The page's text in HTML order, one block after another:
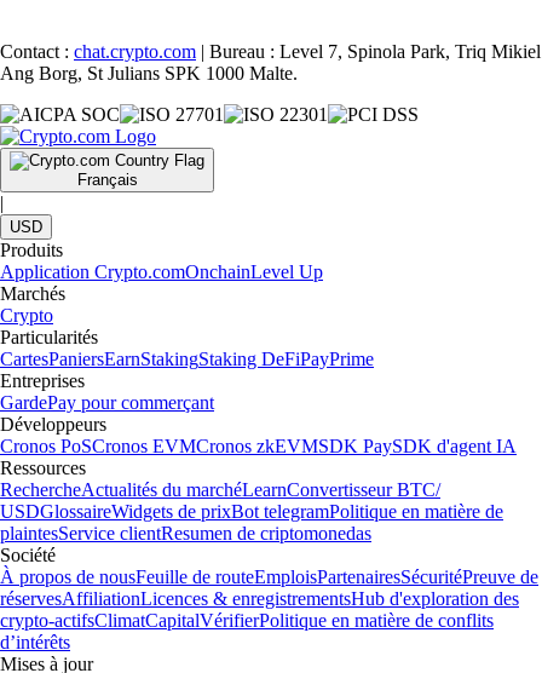
Contact : chat.crypto.com | Bureau : Level 7, Spinola Park, Triq Mikiel
Ang Borg, St Julians SPK 1000 Malte.
Français
|
USD
Produits
Application Crypto.comOnchainLevel Up
Marchés
Crypto
Particularités
CartesPaniersEarnStakingStaking DeFiPayPrime
Entreprises
GardePay pour commerçant
Développeurs
Cronos PoSCronos EVMCronos zkEVMSDK PaySDK d'agent IA
Ressources
RechercheActualités du marchéLearnConvertisseur BTC/
USDGlossaireWidgets de prixBot telegramPolitique en matière de
plaintesService clientResumen de criptomonedas
Société
À propos de nousFeuille de routeEmploisPartenairesSécuritéPreuve de
réservesAffiliationLicences & enregistrementsHub d'exploration des
crypto-actifsClimatCapitalVérifierPolitique en matière de conflits
d’intérêts
Mises à jour